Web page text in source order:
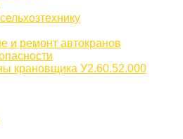
и ремонт автокранов
крановщика У2.60.52.000